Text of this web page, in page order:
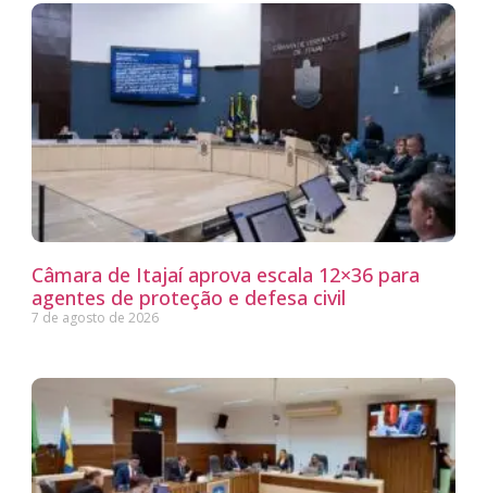
Câmara de Itajaí aprova escala 12×36 para
agentes de proteção e defesa civil
7 de agosto de 2026